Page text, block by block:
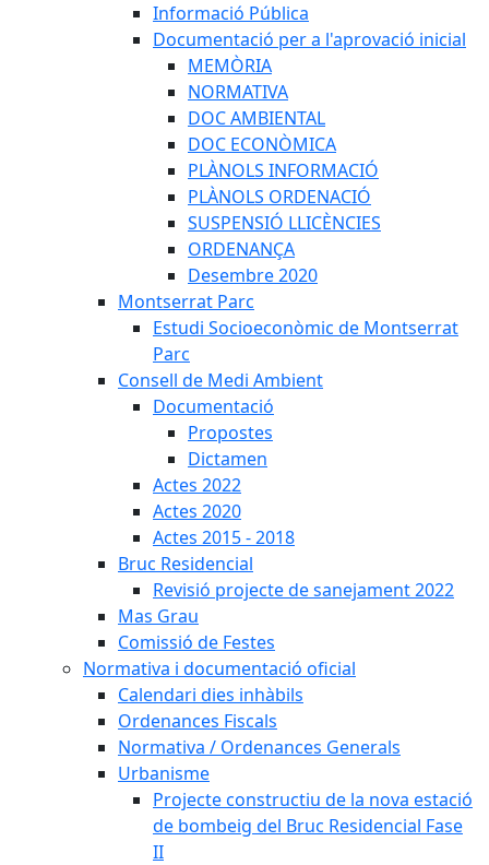
Informació Pública
Documentació per a l'aprovació inicial
MEMÒRIA
NORMATIVA
DOC AMBIENTAL
DOC ECONÒMICA
PLÀNOLS INFORMACIÓ
PLÀNOLS ORDENACIÓ
SUSPENSIÓ LLICÈNCIES
ORDENANÇA
Desembre 2020
Montserrat Parc
Estudi Socioeconòmic de Montserrat
Parc
Consell de Medi Ambient
Documentació
Propostes
Dictamen
Actes 2022
Actes 2020
Actes 2015 - 2018
Bruc Residencial
Revisió projecte de sanejament 2022
Mas Grau
Comissió de Festes
Normativa i documentació oficial
Calendari dies inhàbils
Ordenances Fiscals
Normativa / Ordenances Generals
Urbanisme
Projecte constructiu de la nova estació
de bombeig del Bruc Residencial Fase
II